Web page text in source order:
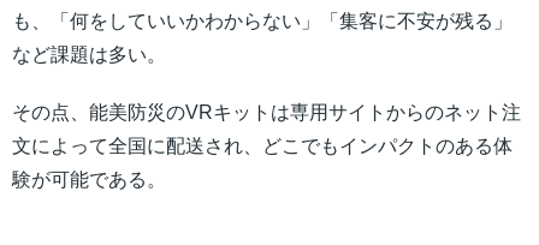
も、「何をしていいかわからない」「集客に不安が残る」
など課題は多い。
その点、能美防災のVRキットは専用サイトからのネット注
文によって全国に配送され、どこでもインパクトのある体
験が可能である。